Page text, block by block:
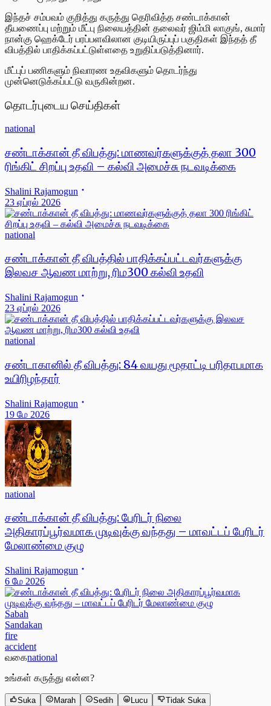
இந்தச் சம்பவம் குறித்து கருத்து தெரிவித்த சண்டாக்கான்
தீயணைப்பு மற்றும் மீட்பு நிலையத்தின் தலைவர் ஜிம்மி லாகுங், சுமார்
நான்கு ஹெக்டேர் பரப்பளவிலான குடியிருப்புப் பகுதிகள் இந்தத் தீ
விபத்தில் பாதிக்கப்பட்டுள்ளதை உறுதிப்படுத்தினார்.
மீட்புப் பணிகளும் நிவாரண உதவிகளும் தொடர்ந்து
முன்னெடுக்கப்பட்டு வருகின்றன.
தொடர்புடைய செய்திகள்
national
சண்டாக்கான் தீ விபத்து: மாணவர்களுக்குத் தலா 300
ரிங்கிட் சிறப்பு உதவி – கல்வி அமைச்சு நடவடிக்கை
Shalini Rajamogun
23 ஏப்ரல் 2026
national
சண்டாக்கான் தீ விபத்தில் பாதிக்கப்பட்டவர்களுக்கு
இலவச ஆவண மாற்று, ரிம300 கல்வி உதவி
Shalini Rajamogun
23 ஏப்ரல் 2026
national
சண்டாகானில் தீ விபத்து: 84 வயது மூதாட்டி பரிதாபமாக
உயிரிழந்தார்
Shalini Rajamogun
19 மே 2026
national
சண்டாக்கான் தீ விபத்து: பேரிடர் நிலை
அதிகாரப்பூர்வமாக முடிவுக்கு வந்தது – மாவட்டப் பேரிடர்
மேலாண்மை குழு
Shalini Rajamogun
6 மே 2026
Sabah
Sandakan
fire
accident
வகைnational
உங்கள் கருத்து என்ன?
Suka Marah Sedih Lucu Tidak Suka